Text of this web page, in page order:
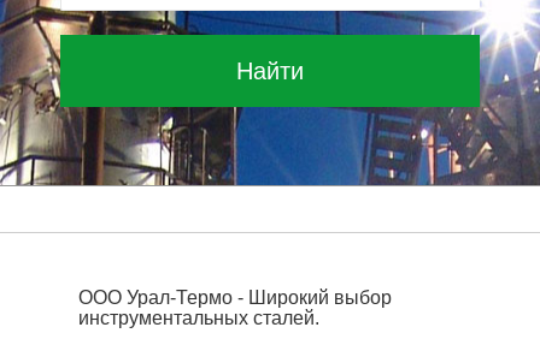
Найти
ООО Урал-Термо - Широкий выбор
инструментальных сталей.